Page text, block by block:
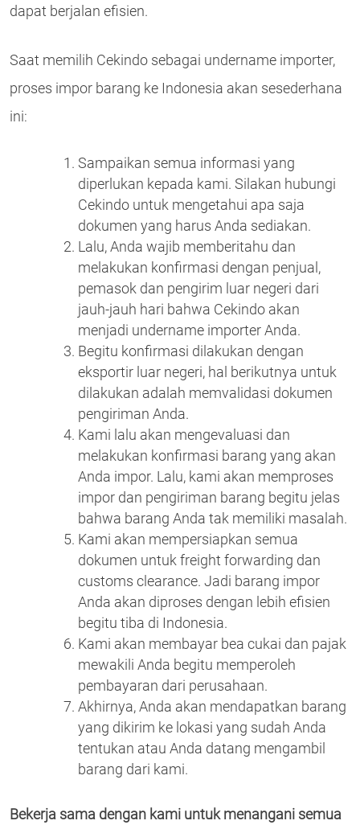
dapat berjalan efisien.
Saat memilih Cekindo sebagai undername importer,
proses impor barang ke Indonesia akan sesederhana
ini:
Sampaikan semua informasi yang
diperlukan kepada kami. Silakan hubungi
Cekindo untuk mengetahui apa saja
dokumen yang harus Anda sediakan.
Lalu, Anda wajib memberitahu dan
melakukan konfirmasi dengan penjual,
pemasok dan pengirim luar negeri dari
jauh-jauh hari bahwa Cekindo akan
menjadi undername importer Anda.
Begitu konfirmasi dilakukan dengan
eksportir luar negeri, hal berikutnya untuk
dilakukan adalah memvalidasi dokumen
pengiriman Anda.
Kami lalu akan mengevaluasi dan
melakukan konfirmasi barang yang akan
Anda impor. Lalu, kami akan memproses
impor dan pengiriman barang begitu jelas
bahwa barang Anda tak memiliki masalah.
Kami akan mempersiapkan semua
dokumen untuk freight forwarding dan
customs clearance. Jadi barang impor
Anda akan diproses dengan lebih efisien
begitu tiba di Indonesia.
Kami akan membayar bea cukai dan pajak
mewakili Anda begitu memperoleh
pembayaran dari perusahaan.
Akhirnya, Anda akan mendapatkan barang
yang dikirim ke lokasi yang sudah Anda
tentukan atau Anda datang mengambil
barang dari kami.
Bekerja sama dengan kami untuk menangani semua